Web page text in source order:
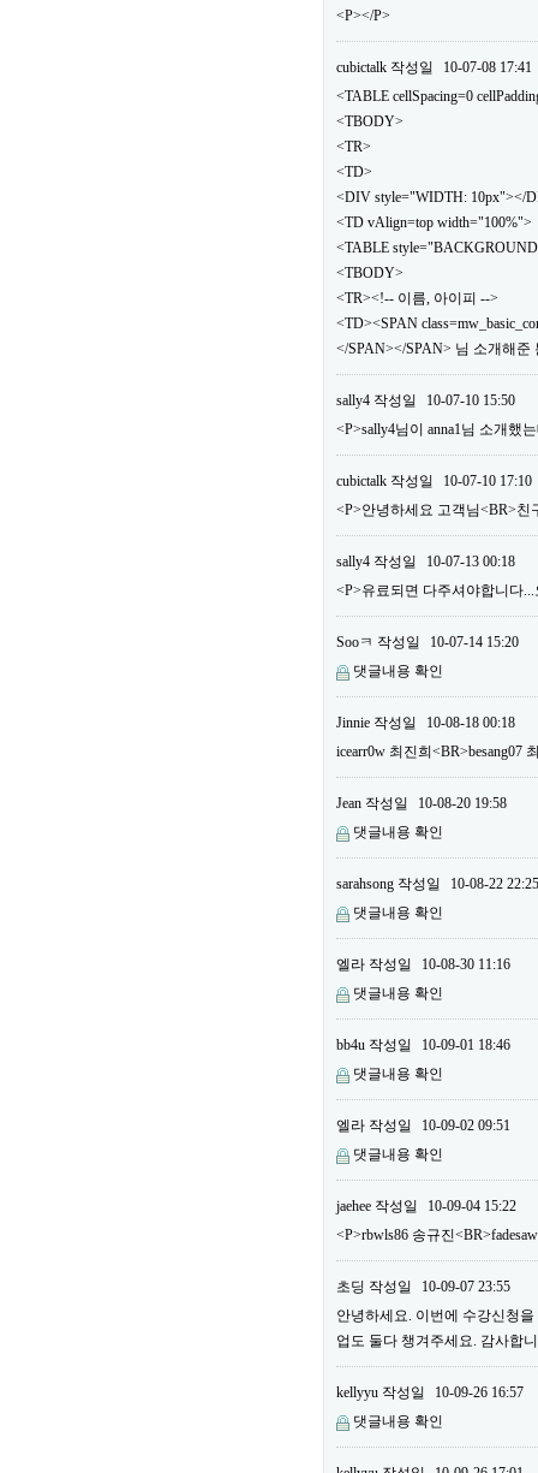
<P></P>
cubictalk 작성일
10-07-08 17:41
<TABLE cellSpacing=0
<TBODY>
<TR>
<TD>
<DIV style="WIDTH: 10px"></
<TD vAlign=top width="100%">
<TABLE style="BACKGROUND:
<TBODY>
<TR><!-- 이름, 아이피 -->
<TD><SPAN
</SPAN></SPAN> 님 소개해
sally4 작성일
10-07-10 15:50
<P>sally4님이 anna1님 소개했
cubictalk 작성일
10-07-10 17:10
<P>안녕하세요 고객님<BR>친
sally4 작성일
10-07-13 00:18
<P>유료되면 다주셔야합니다
Sooㅋ 작성일
10-07-14 15:20
댓글내용 확인
Jinnie 작성일
10-08-18 00:18
icearr0w 최진희<BR>besang07
Jean 작성일
10-08-20 19:58
댓글내용 확인
sarahsong 작성일
10-08-22 22:25
댓글내용 확인
엘라 작성일
10-08-30 11:16
댓글내용 확인
bb4u 작성일
10-09-01 18:46
댓글내용 확인
엘라 작성일
10-09-02 09:51
댓글내용 확인
jaehee 작성일
10-09-04 15:22
<P>rbwls86 송규진
초딩 작성일
10-09-07 23:55
안녕하세요. 이번에 수강신청
업도 둘다 챙겨주세요. 감사합
kellyyu 작성일
10-09-26 16:57
댓글내용 확인